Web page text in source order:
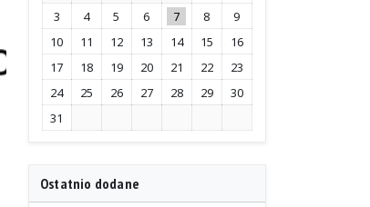
3
4 5 6 7 8
9
10
11 12 13 14 15
16
17
18 19 20 21 22
23
24
25 26 27 28 29
30
31
Ostatnio dodane